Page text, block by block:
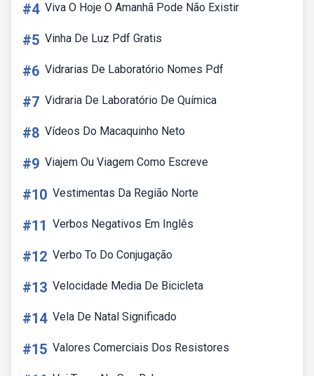
#4 Viva O Hoje O Amanhã Pode Não Existir
#5 Vinha De Luz Pdf Gratis
#6 Vidrarias De Laboratório Nomes Pdf
#7 Vidraria De Laboratório De Química
#8 Vídeos Do Macaquinho Neto
#9 Viajem Ou Viagem Como Escreve
#10 Vestimentas Da Região Norte
#11 Verbos Negativos Em Inglês
#12 Verbo To Do Conjugação
#13 Velocidade Media De Bicicleta
#14 Vela De Natal Significado
#15 Valores Comerciais Dos Resistores